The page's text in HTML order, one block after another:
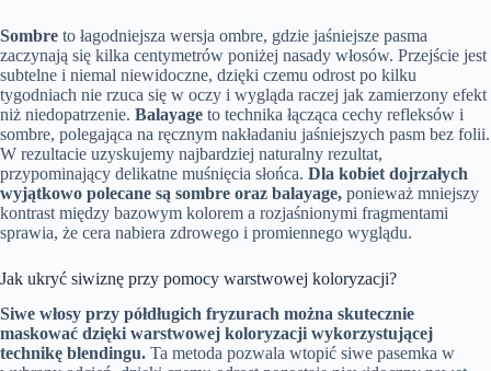
Sombre to łagodniejsza wersja ombre, gdzie jaśniejsze pasma
zaczynają się kilka centymetrów poniżej nasady włosów. Przejście jest
subtelne i niemal niewidoczne, dzięki czemu odrost po kilku
tygodniach nie rzuca się w oczy i wygląda raczej jak zamierzony efekt
niż niedopatrzenie. Balayage to technika łącząca cechy refleksów i
sombre, polegająca na ręcznym nakładaniu jaśniejszych pasm bez folii.
W rezultacie uzyskujemy najbardziej naturalny rezultat,
przypominający delikatne muśnięcia słońca. Dla kobiet dojrzałych
wyjątkowo polecane są sombre oraz balayage, ponieważ mniejszy
kontrast między bazowym kolorem a rozjaśnionymi fragmentami
sprawia, że cera nabiera zdrowego i promiennego wyglądu.
Jak ukryć siwiznę przy pomocy warstwowej koloryzacji?
Siwe włosy przy półdługich fryzurach można skutecznie
maskować dzięki warstwowej koloryzacji wykorzystującej
technikę blendingu. Ta metoda pozwala wtopić siwe pasemka w